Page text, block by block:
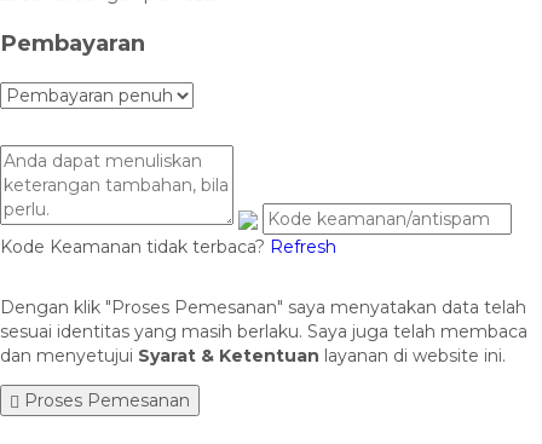
Pembayaran
Kode Keamanan tidak terbaca? Refresh
Dengan klik "Proses Pemesanan" saya menyatakan data telah
sesuai identitas yang masih berlaku. Saya juga telah membaca
dan menyetujui Syarat & Ketentuan layanan di website ini.
Proses Pemesanan